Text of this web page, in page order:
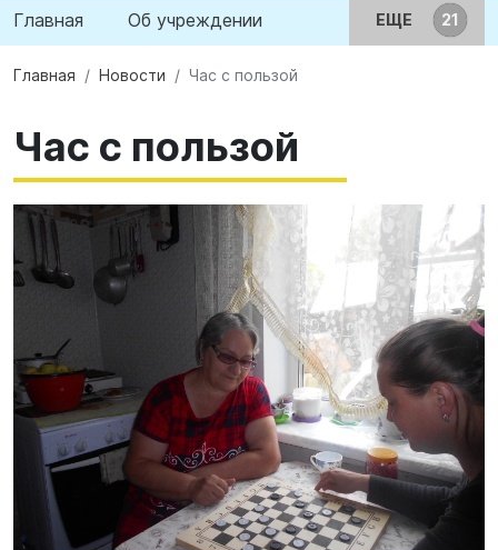
Главная Об учреждении ЕЩЕ
Главная Новости Час с пользой
Час с пользой